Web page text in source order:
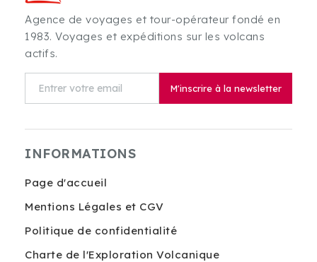
Agence de voyages et tour-opérateur fondé en
1983. Voyages et expéditions sur les volcans
actifs.
M'inscrire à la newsletter
INFORMATIONS
Page d'accueil
Mentions Légales et CGV
Politique de confidentialité
Charte de l'Exploration Volcanique